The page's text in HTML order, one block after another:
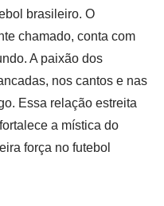
brasileiro. O
chamado, conta com
A paixão dos
nos cantos e nas
Essa relação estreita
a mística do
força no futebol